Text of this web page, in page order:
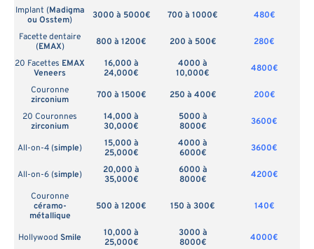
Implant (Madigma
ou Osstem) 3000 à 5000€ 700 à 1000€
480€
Facette dentaire
(EMAX) 800 à 1200€ 200 à 500€
280€
20 Facettes EMAX
Veneers
16,000 à
24,000€
4000 à
10,000€
4800€
Couronne
zirconium
700 à 1500€ 250 à 400€
200€
20 Couronnes
zirconium
14,000 à
30,000€
5000 à
8000€
3600€
All-on-4 (simple)
15,000 à
25,000€
4000 à
6000€
3600€
All-on-6 (simple)
20,000 à
35,000€
6000 à
8000€
4200€
Couronne
céramo-
métallique
500 à 1200€ 150 à 300€ 140€
Hollywood Smile
10,000 à
25,000€
3000 à
8000€
4000€